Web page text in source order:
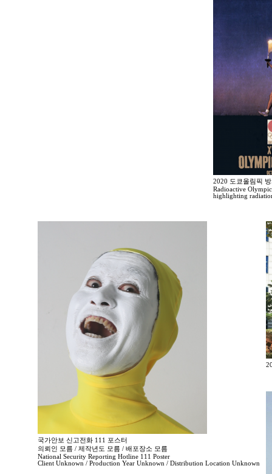
2020 도쿄올림픽
Radioactive
highlighting
국가안보 신고전화 111 포스터
의뢰인 모름 / 제작년도 모름 / 배포장소 모름
National Security Reporting Hotline 111 Poster
Client Unknown / Production Year Unknown / Distribution Location Unknown